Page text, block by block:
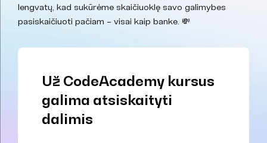
lengvatų, kad sukūrėme skaičiuoklę savo galimybes
pasiskaičiuoti pačiam – visai kaip banke. 💸
Už CodeAcademy kursus
galima atsiskaityti
dalimis